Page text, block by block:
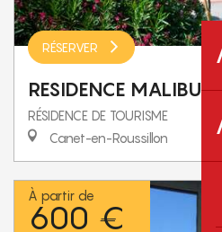
RÉSERVER
RESIDENCE MALIBU
RÉSIDENCE DE TOURISME
Canet-en-Roussillon
À partir de
600 €